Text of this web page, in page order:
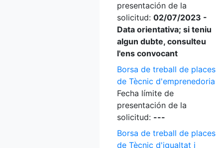
presentación de la
solicitud: 02/07/2023 -
Data orientativa; si teniu
algun dubte, consulteu
l'ens convocant
Borsa de treball de places
de Tècnic d'emprenedoria
Fecha límite de
presentación de la
solicitud: ---
Borsa de treball de places
de Tècnic d'igualtat i